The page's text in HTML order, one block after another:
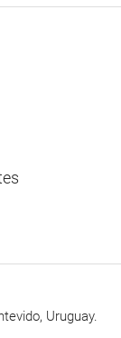
Uruguay.